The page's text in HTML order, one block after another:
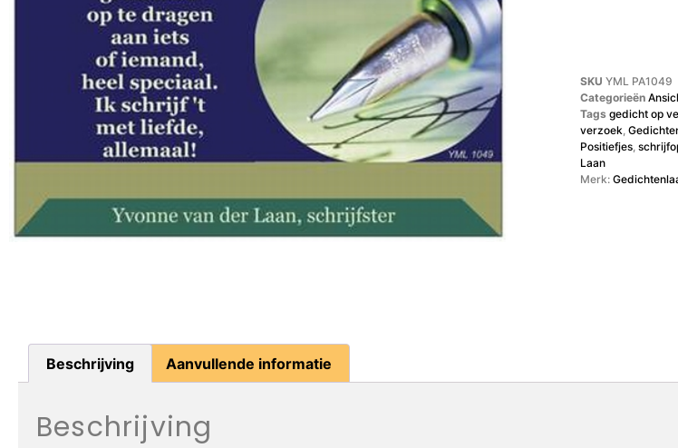
SKU YML PA1049
Categorieën
Tags gedicht op
verzoek,
Positiefjes,
Laan
Merk:
Beschrijving Aanvullende informatie
Beschrijving